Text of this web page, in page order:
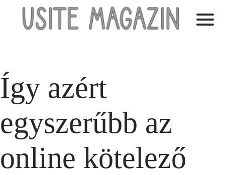
Így azért
egyszerűbb az
online kötelező